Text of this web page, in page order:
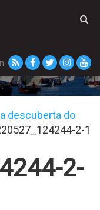
2-1
descuberta do
2-1
2-